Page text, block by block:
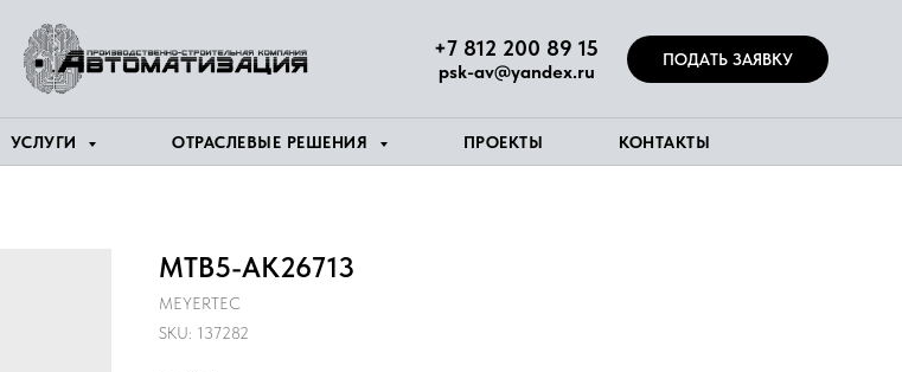
+7 812 200 89 15
psk-av@yandex.ru
ПОДАТЬ ЗАЯВКУ
УСЛУГИ ОТРАСЛЕВЫЕ РЕШЕНИЯ ПРОЕКТЫ КОНТАКТЫ
MTB5-AK26713
MEYERTEC
SKU: 137282